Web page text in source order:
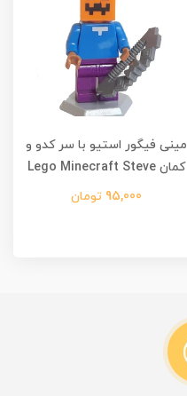
مینی فیگور استیو با سر کدو و
کمان Lego Minecraft Steve
95,000 تومان